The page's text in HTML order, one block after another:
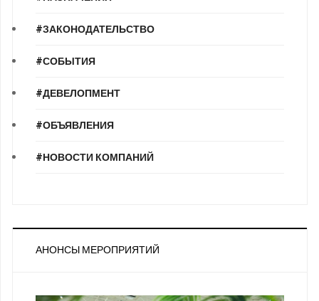
#ЗАКОНОДАТЕЛЬСТВО
#СОБЫТИЯ
#ДЕВЕЛОПМЕНТ
#ОБЪЯВЛЕНИЯ
#НОВОСТИ КОМПАНИЙ
АНОНСЫ МЕРОПРИЯТИЙ